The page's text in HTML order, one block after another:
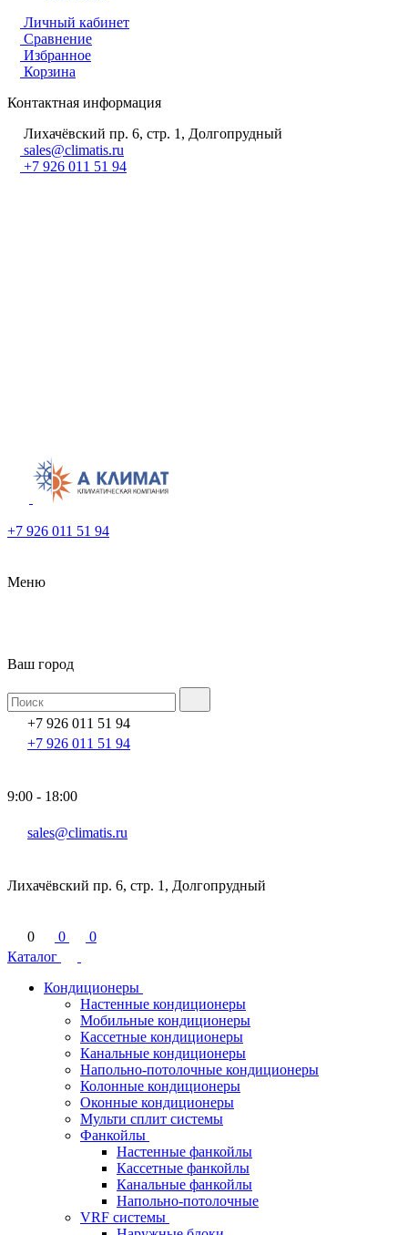
Личный кабинет
Сравнение
Избранное
Корзина
Контактная информация
Лихачёвский пр. 6, стр. 1, Долгопрудный
sales@climatis.ru
+7 926 011 51 94
+7 926 011 51 94
Меню
Ваш город
+7 926 011 51 94
+7 926 011 51 94
9:00 - 18:00
sales@climatis.ru
Лихачёвский пр. 6, стр. 1, Долгопрудный
0 0
0
Каталог
Кондиционеры
Настенные кондиционеры
Мобильные кондиционеры
Кассетные кондиционеры
Канальные кондиционеры
Напольно-потолочные кондиционеры
Колонные кондиционеры
Оконные кондиционеры
Мульти сплит системы
Фанкойлы
Настенные фанкойлы
Кассетные фанкойлы
Канальные фанкойлы
Напольно-потолочные
VRF системы